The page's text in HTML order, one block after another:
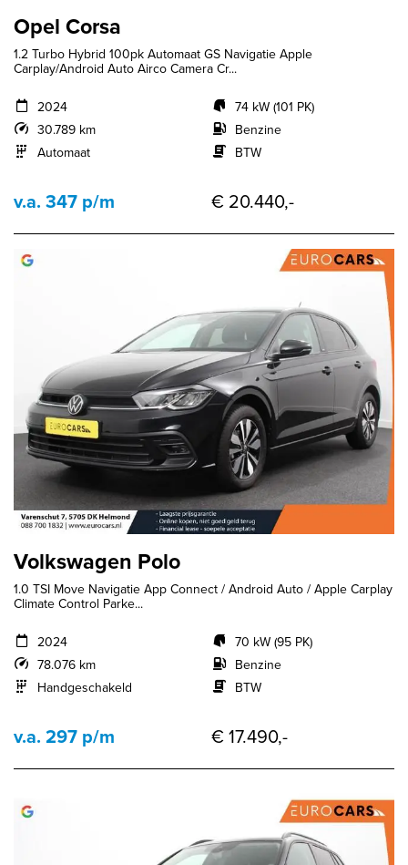
Opel Corsa
1.2 Turbo Hybrid 100pk Automaat GS Navigatie Apple
Carplay/Android Auto Airco Camera Cr...
2024
30.789 km
Automaat
74 kW (101 PK)
Benzine
BTW
v.a. 347 p/m € 20.440,-
Volkswagen Polo
1.0 TSI Move Navigatie App Connect / Android Auto / Apple Carplay
Climate Control Parke...
2024
78.076 km
Handgeschakeld
70 kW (95 PK)
Benzine
BTW
v.a. 297 p/m € 17.490,-